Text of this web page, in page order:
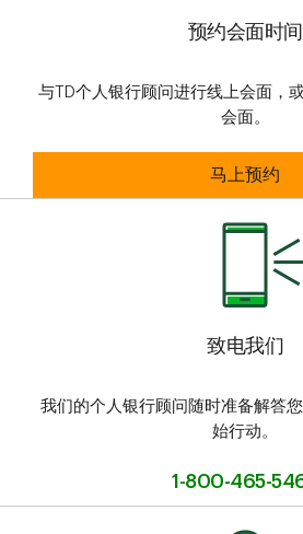
预约会面时间
与TD个人银行顾问进行线上会面，
会面。
预约会面时
马上预约
致电我们
我们的个人银行顾问随时准备解答
始行动。
1-800-465-